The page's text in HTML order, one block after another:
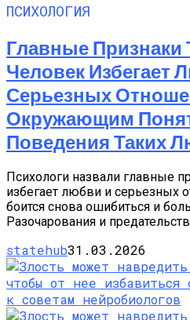
ПСИХОЛОГИЯ
Главные Признаки
Человек Избегает
Серьезных
Окружающим
Поведения Таких
Психологи назвали главные
избегает любви и серьезных
боится снова ошибиться и
Разочарования и
statehub31.03.2026